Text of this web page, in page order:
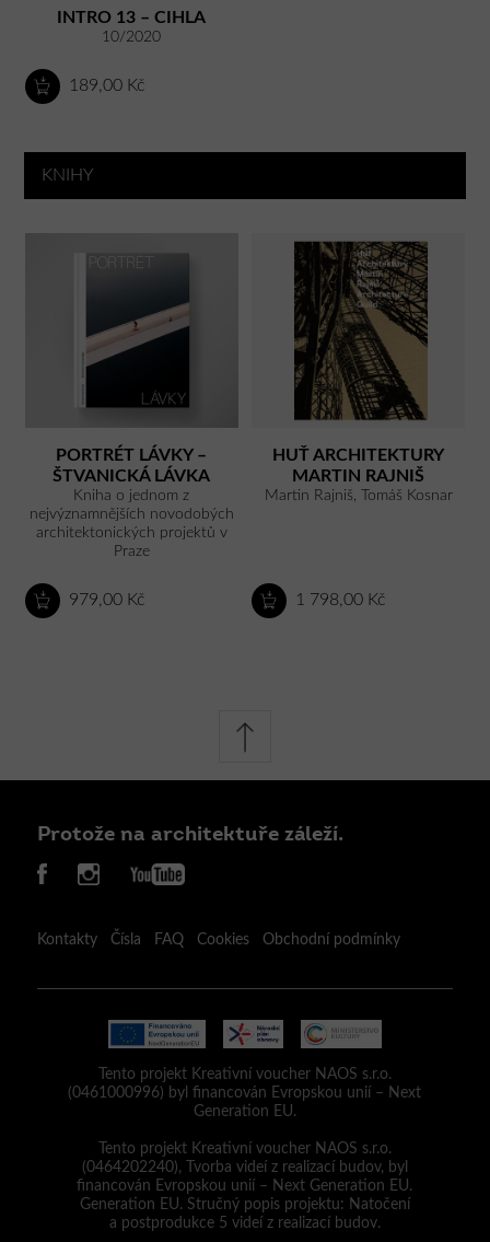
INTRO 13 – CIHLA
10/2020
189,00 Kč
KNIHY
PORTRÉT LÁVKY –
ŠTVANICKÁ LÁVKA
Kniha o jednom z
nejvýznamnějších novodobých
architektonických projektů v
Praze
979,00 Kč
HUŤ ARCHITEKTURY
MARTIN RAJNIŠ
Martin Rajniš, Tomáš Kosnar
1 798,00 Kč
Protože na architektuře záleží.
Kontakty Čísla FAQ Cookies Obchodní podmínky
Tento projekt Kreativní voucher NAOS s.r.o.
(0461000996) byl financován Evropskou unií – Next
Generation EU.
Tento projekt Kreativní voucher NAOS s.r.o.
(0464202240), Tvorba videí z realizací budov, byl
financován Evropskou unií – Next Generation EU.
Generation EU. Stručný popis projektu: Natočení
a postprodukce 5 videí z realizací budov.